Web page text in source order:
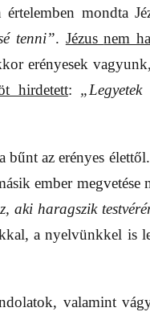
mondta
tenni”. Jézusnem
erényesek
hirdetett:
bűnt az erényes
ember megvetése
aki haragszik
a nyelvünkkel is
valamint